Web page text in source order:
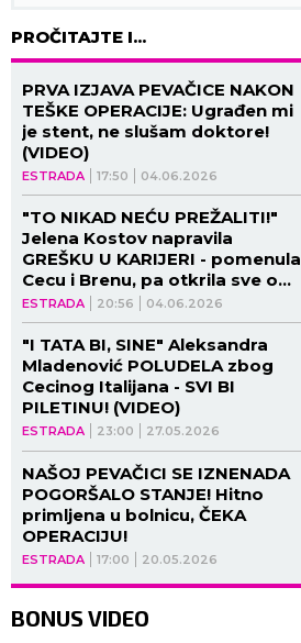
PROČITAJTE I...
ESTRADA 17:50 04.06.2026
PRVA IZJAVA PEVAČICE NAKON
TEŠKE OPERACIJE: Ugrađen mi
je stent, ne slušam doktore!
(VIDEO)
ESTRADA 20:56 04.06.2026
"TO NIKAD NEĆU PREŽALITI!"
Jelena Kostov napravila
GREŠKU U KARIJERI - pomenula
Cecu i Brenu, pa otkrila sve o
Tanji Savić! (VIDEO)
ESTRADA 23:00 27.05.2026
"I TATA BI, SINE" Aleksandra
Mladenović POLUDELA zbog
Cecinog Italijana - SVI BI
PILETINU! (VIDEO)
ESTRADA 17:00 20.05.2026
NAŠOJ PEVAČICI SE IZNENADA
POGORŠALO STANJE! Hitno
primljena u bolnicu, ČEKA
OPERACIJU!
BONUS VIDEO